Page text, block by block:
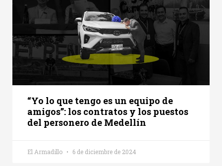
“Yo lo que tengo es un equipo de
amigos”: los contratos y los puestos
del personero de Medellín
El Armadillo 6 de diciembre de 2024